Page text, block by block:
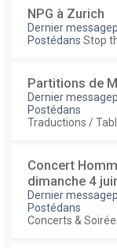
NPG à Zurich
Dernier
Postédans Stop
Partitions de
Dernier
Postédans
Traductions /
Concert
dimanche 4
Dernier
Postédans
Concerts &